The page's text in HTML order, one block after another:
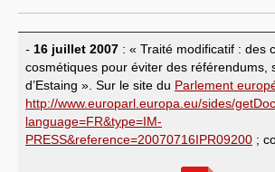
- 16 juillet 2007 : « Traité modificatif : des
cosmétiques pour éviter des référendums,
d’Estaing ». Sur le site du Parlement
http://www.europarl.europa.eu/sides/
language=FR&type=IM-
PRESS&reference=20070716IPR09200 ;